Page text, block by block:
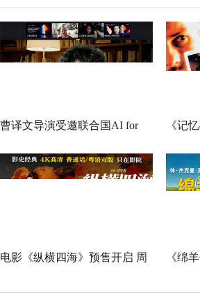
曹译文导演受邀联合国AI for
Good全球峰会 以AI影像传递向
善力量
《记
神作
电影《纵横四海》预售开启 周 《绵